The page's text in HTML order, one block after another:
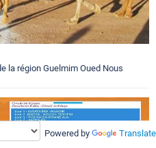
la région Guelmim Oued Nous
Powered by Translate